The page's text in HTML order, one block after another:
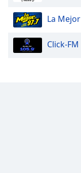
La Mejor
Click-FM